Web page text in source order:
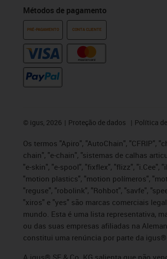
Métodos de pagamento
PRÉ-PAGAMENTO CONTA CLIENTE
© igus, 2026 Proteção de dados Política
Os termos "Apiro", "AutoChain", "CFRIP",
chain", "e-chain", "sistemas de calhas
"e-skin", "e-spool", "fixflex", "flizz", "i.Cee",
"motion plastics", "motion polímeros",
"reguse", "robolink", "Rohbot", "savfe",
"xiros" e "yes" são marcas comerciais
mundo. Esta é uma lista representativa,
ou das suas empresas afiliadas na
constitui uma renúncia por parte da igus®
A igus® SE & Co. KG salienta que não